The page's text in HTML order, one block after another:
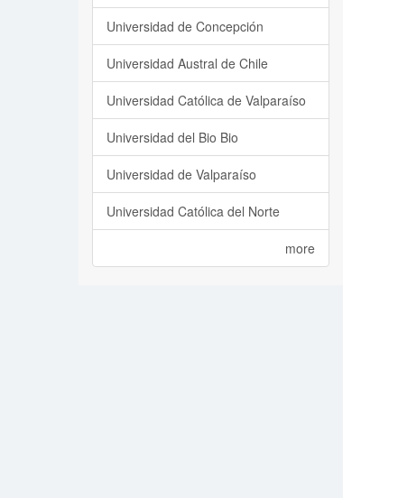
Universidad de Concepción
Universidad Austral de Chile
Universidad Católica de Valparaíso
Universidad del Bio Bio
Universidad de Valparaíso
Universidad Católica del Norte
more